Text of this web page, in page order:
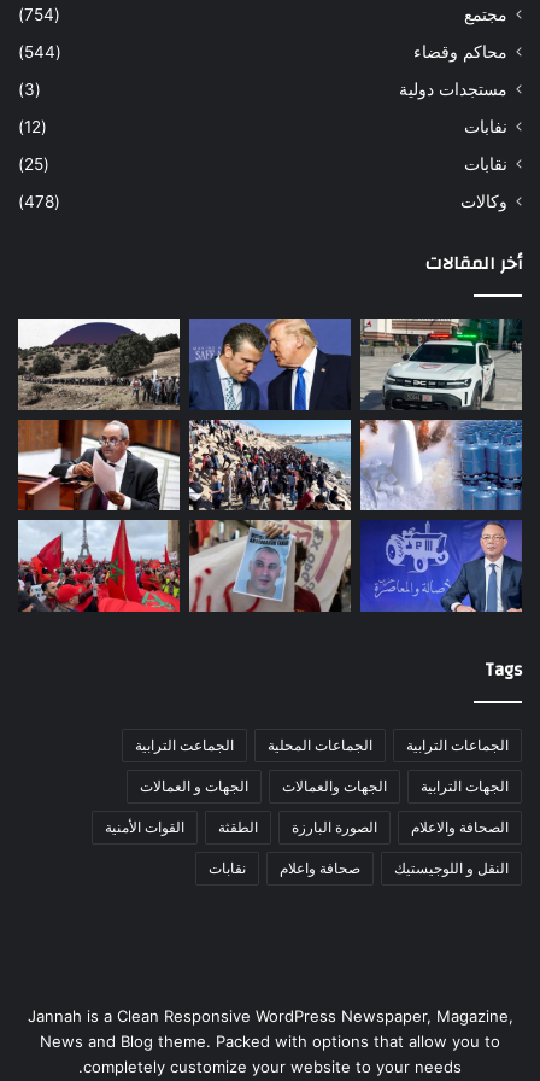
مجتمع
(754)
محاكم وقضاء
(544)
مستجدات دولية
(3)
نفابات
(12)
نقابات
(25)
وكالات
(478)
أخر المقالات
Tags
الجماعات الترابية الجماعات المحلية الجماعت الترابية
الجهات الترابية الجهات والعمالات الجهات و العمالات
الصحافة والاعلام الصورة البارزة الطقثة القوات الأمنية
النقل و اللوجيستيك صحافة واعلام نقابات
Jannah is a Clean Responsive WordPress Newspaper, Magazine,
News and Blog theme. Packed with options that allow you to
completely customize your website to your needs.